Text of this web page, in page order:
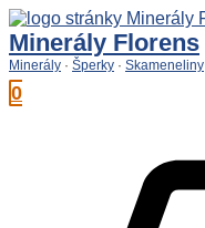
Preskočiť
na
obsah
Minerály Florens
Minerály · Šperky · Skameneliny
0